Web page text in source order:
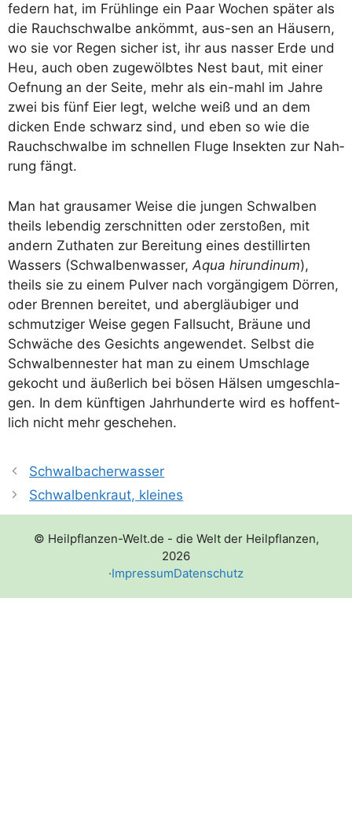
fe­dern hat, im Früh­lin­ge ein Paar Wochen spä­ter als
die Rauch­schwal­be ankömmt, aus-sen an Häu­sern,
wo sie vor Regen sicher ist, ihr aus nas­ser Erde und
Heu, auch oben zuge­wölb­tes Nest baut, mit einer
Oef­nung an der Sei­te, mehr als ein-mahl im Jah­re
zwei bis fünf Eier legt, wel­che weiß und an dem
dicken Ende schwarz sind, und eben so wie die
Rauch­schwal­be im schnel­len Flu­ge Insek­ten zur Nah­
rung fängt.
Man hat grau­sa­mer Wei­se die jun­gen Schwal­ben
theils leben­dig zer­schnit­ten oder zer­sto­ßen, mit
andern Zut­ha­ten zur Berei­tung eines destil­lir­ten
Was­sers (Schwal­ben­was­ser, Aqua hirun­dinum),
theils sie zu einem Pul­ver nach vor­gän­gi­gem Dör­ren,
oder Bren­nen berei­tet, und aber­gläu­bi­ger und
schmut­zi­ger Wei­se gegen Fall­sucht, Bräu­ne und
Schwä­che des Gesichts ange­wen­det. Selbst die
Schwal­ben­nes­ter hat man zu einem Umschla­ge
gekocht und äußer­lich bei bösen Häl­sen umge­schla­
gen. In dem künf­ti­gen Jahr­hun­der­te wird es hof­fent­
lich nicht mehr geschehen.
Schwalbacherwasser
Schwalbenkraut, kleines
© Heilpflanzen-Welt.de - die Welt der Heilpflanzen,
2026
·ImpressumDatenschutz